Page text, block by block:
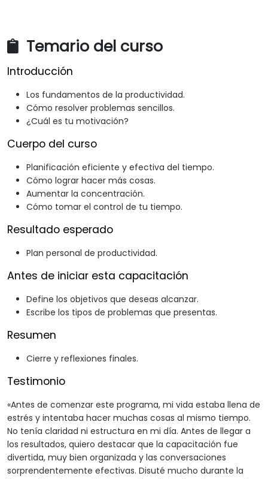
Temario del curso
Introducción
Los fundamentos de la productividad.
Cómo resolver problemas sencillos.
¿Cuál es tu motivación?
Cuerpo del curso
Planificación eficiente y efectiva del tiempo.
Cómo lograr hacer más cosas.
Aumentar la concentración.
Cómo tomar el control de tu tiempo.
Resultado esperado
Plan personal de productividad.
Antes de iniciar esta capacitación
Define los objetivos que deseas alcanzar.
Escribe los tipos de problemas que presentas.
Resumen
Cierre y reflexiones finales.
Testimonio
«Antes de comenzar este programa, mi vida estaba llena de
estrés y intentaba hacer muchas cosas al mismo tiempo.
No tenía claridad ni estructura en mi día. Antes de llegar a
los resultados, quiero destacar que la capacitación fue
divertida, muy bien organizada y las conversaciones
sorprendentemente efectivas. Disuté mucho durante la